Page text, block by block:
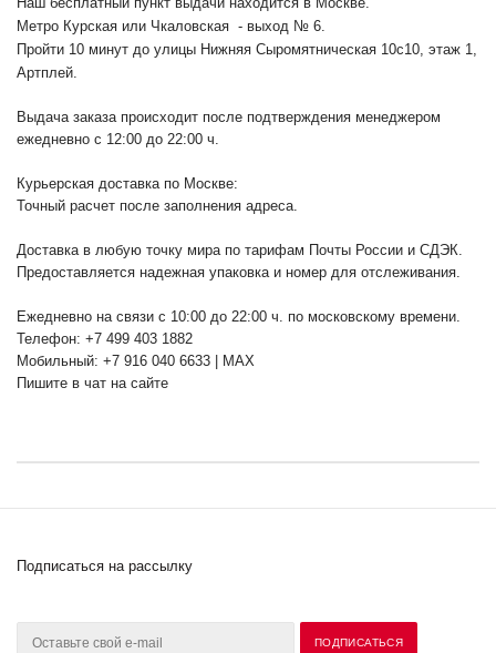
Метро Курская или Чкаловская - выход № 6.
Пройти 10 минут до улицы Нижняя Сыромятническая 10с10, этаж 1,
Артплей.
Выдача заказа происходит после подтверждения менеджером
ежедневно с 12:00 до 22:00 ч.
Курьерская доставка по Москве:
Точный расчет после заполнения адреса.
Доставка в любую точку мира по тарифам Почты России и СДЭК.
Предоставляется надежная упаковка и номер для отслеживания.
Ежедневно на связи с 10:00 до 22:00 ч. по московскому времени.
Телефон: +7 499 403 1882
Мобильный: +7 916 040 6633 | MAX
Пишите в чат на сайте
Подписаться на рассылку